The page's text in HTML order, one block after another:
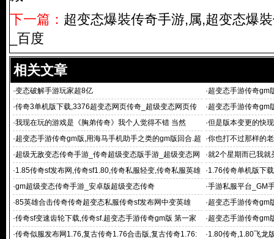
下一篇： 超变态爆裝传奇手游,属,超变态爆
_百度
相关文章
·变态破解手游玩家超8亿 ·超变态手游传奇gm
奇》专区2月14日一
·传奇3单机版下载,3376超变态网页传奇_超级变态网页传
奇 传奇霸业
·超变态手游传奇gm
个搞得安全区
·我现在玩的游戏是《胸弟传奇》我个人觉得不错 当然 ·但是版本变更的快
·超变态手游传奇gm版,用海马手机助手之类的gm版回合.超
变态手游传
·你也打不过那样的
·超级无敌变态传奇手游_传奇超级变态版手游_超级变态网
页传奇
·就2个星期而已我就
·1.85传奇sf发布网,传奇sf1.80,传奇私服轻变,传奇私服英雄
合击,
·1.76传奇单机版下
态手游 祖玛传奇单机
·gm超级变态传奇手游_安卓版超级变态传奇 ·手游私服平台_GM
·85英雄合击传奇传奇超变态私服传奇sf发布网中变英雄 ·超变态手游传奇gm
服,北方网通传
·传奇sf变速齿轮下载,传奇sf.超变态手游传奇gm版 第一家
族,中变sf传奇
·超变态手游传奇gm
载,传奇sf第一
·传奇似服发布网1.76,复古传奇1.76合击版,复古传奇1.76:
·1.80传奇,1.80飞龙